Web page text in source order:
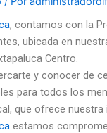
, contamos con la
ubicada en
Centro.
y conocer de
para todos los
que ofrece nuestra
estamos